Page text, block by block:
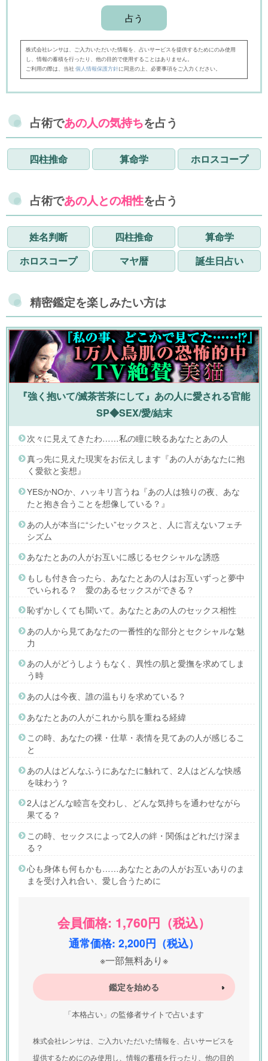
株式会社レンサは、ご入力いただいた情報を、占いサービスを提供するためにのみ使用
し、情報の蓄積を行ったり、他の目的で使用することはありません。
ご利用の際は、当社 個人情報保護方針に同意の上、必要事項をご入力ください。
占術であの人の気持ちを占う
四柱推命 算命学 ホロスコープ
占術であの人との相性を占う
姓名判断 四柱推命
算命学
ホロスコープ
マヤ暦 誕生日占い
精密鑑定を楽しみたい方は
『強く抱いて/滅茶苦茶にして』あの人に愛される官能
SP◆SEX/愛/結末
次々に見えてきたわ……私の瞳に映るあなたとあの人
真っ先に見えた現実をお伝えします『あの人があなたに抱
く愛欲と妄想』
YESかNOか、ハッキリ言うね『あの人は独りの夜、あな
たと抱き合うことを想像している？』
あの人が本当に“シたい”セックスと、人に言えないフェチ
シズム
あなたとあの人がお互いに感じるセクシャルな誘惑
もしも付き合ったら、あなたとあの人はお互いずっと夢中
でいられる？ 愛のあるセックスができる？
恥ずかしくても聞いて。あなたとあの人のセックス相性
あの人から見てあなたの一番性的な部分とセクシャルな魅
力
あの人がどうしようもなく、異性の肌と愛撫を求めてしま
う時
あの人は今夜、誰の温もりを求めている？
あなたとあの人がこれから肌を重ねる経緯
この時、あなたの裸・仕草・表情を見てあの人が感じるこ
と
あの人はどんなふうにあなたに触れて、2人はどんな快感
を味わう？
2人はどんな睦言を交わし、どんな気持ちを通わせながら
果てる？
この時、セックスによって2人の絆・関係はどれだけ深ま
る？
心も身体も何もかも……あなたとあの人がお互いありのま
まを受け入れ合い、愛し合うために
会員価格: 1,760円（税込）
通常価格: 2,200円（税込）
※一部無料あり※
鑑定を始める
「本格占い」の監修者サイトで占います
株式会社レンサは、ご入力いただいた情報を、占いサービスを
提供するためにのみ使用し、情報の蓄積を行ったり、他の目的